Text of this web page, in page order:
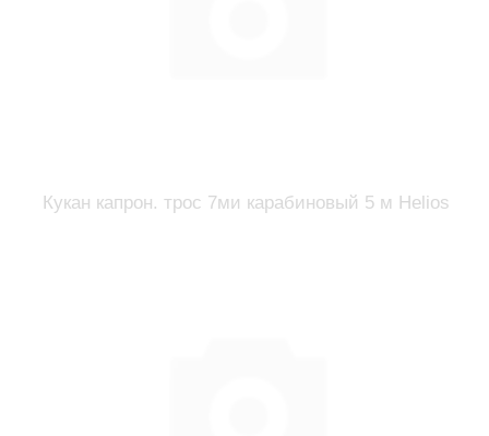
Кукан капрон. трос 7ми карабиновый 5 м Helios